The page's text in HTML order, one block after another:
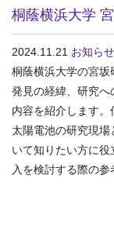
桐蔭横浜大学
2024.11.21 お知らせ
桐蔭横浜大学の宮
発見の経緯、研究
内容を紹介します
太陽電池の研究現
いて知りたい方に
入を検討する際の参